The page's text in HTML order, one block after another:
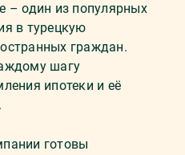
– один из популярных
в турецкую
граждан.
шагу
ипотеки и её
готовы